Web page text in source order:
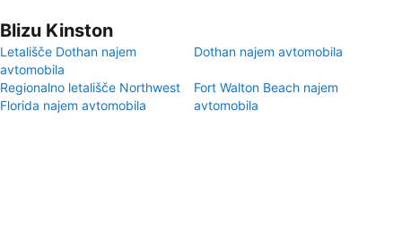
Blizu Kinston
Letališče Dothan najem
avtomobila
Dothan najem avtomobila
Regionalno letališče Northwest
Florida najem avtomobila
Fort Walton Beach najem
avtomobila